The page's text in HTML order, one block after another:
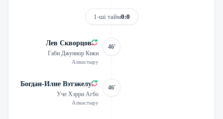
1-ші тайм0:0
Лев Скворцов
Габи Джуниор Кики
Алмастыру
46'
Богдан-Илие Вэтэжелу
Уче Хэрри Агбо
Алмастыру
46'